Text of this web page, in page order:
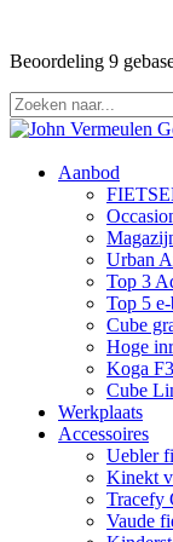
Beoordeling 9
Aanbod
Urban
Top 3
Top 5
Cube
Hoge
Koga
Cube
Werkplaats
Accessoires
Uebler
Kinekt
Tracefy
Vaude